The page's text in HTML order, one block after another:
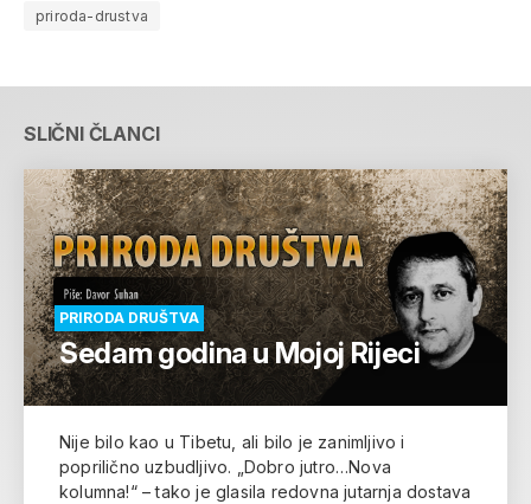
priroda-drustva
SLIČNI ČLANCI
PRIRODA DRUŠTVA
Sedam godina u Mojoj Rijeci
Nije bilo kao u Tibetu, ali bilo je zanimljivo i
poprilično uzbudljivo. „Dobro jutro…Nova
kolumna!“ – tako je glasila redovna jutarnja dostava